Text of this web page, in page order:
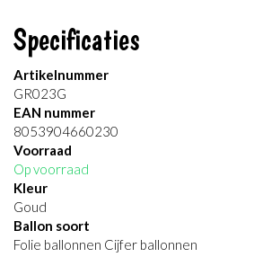
Specificaties
Artikelnummer
GR023G
EAN nummer
8053904660230
Voorraad
Op voorraad
Kleur
Goud
Ballon soort
Folie ballonnen Cijfer ballonnen